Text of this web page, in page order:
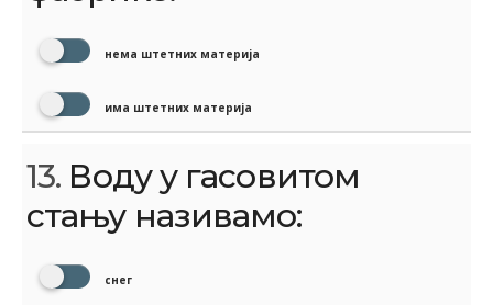
нема штетних материја
има штетних материја
13. Воду у гасовитом
стању називамо:
снег